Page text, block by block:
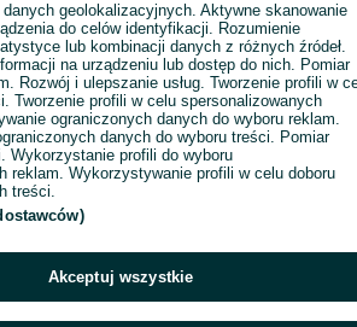
danych geolokalizacyjnych. Aktywne skanowanie
do celów identyfikacji. Rozumienie
lub kombinacji danych z różnych źródeł.
na urządzeniu lub dostęp do nich. Pomiar
Rozwój i ulepszanie usług. Tworzenie profili w
Tworzenie profili w celu spersonalizowanych
ograniczonych danych do wyboru reklam.
danych do wyboru treści. Pomiar
Wykorzystanie profili do wyboru
reklam. Wykorzystywanie profili w celu doboru
treści.
Akceptuj wszystkie